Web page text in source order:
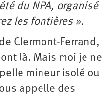
du NPA, organisé
les fontières ».
Clermont-Ferrand,
là. Mais moi je ne
mineur isolé ou
appelle des